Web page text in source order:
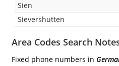
Sien
Sievershutten
Area Codes Search
Fixed phone numbers in